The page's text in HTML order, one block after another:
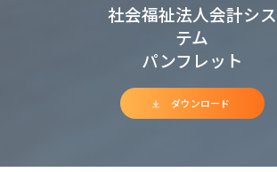
社会福祉法人会計シス
テム
パンフレット
ダウンロード